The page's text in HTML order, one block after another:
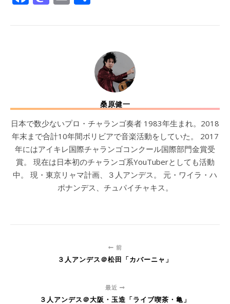
桑原健一
日本で数少ないプロ・チャランゴ奏者 1983年生まれ。2018
年末まで合計10年間ボリビアで音楽活動をしていた。 2017
年にはアイキレ国際チャランゴコンクール国際部門金賞受
賞。 現在は日本初のチャランゴ系YouTuberとしても活動
中。 現・東京リャマ計画、３人アンデス。 元・ワイラ・ハ
ポナンデス、チュパイチャキス。
前
３人アンデス＠松田「カバーニャ」
最近
３人アンデス＠大阪・玉造「ライブ喫茶・亀」